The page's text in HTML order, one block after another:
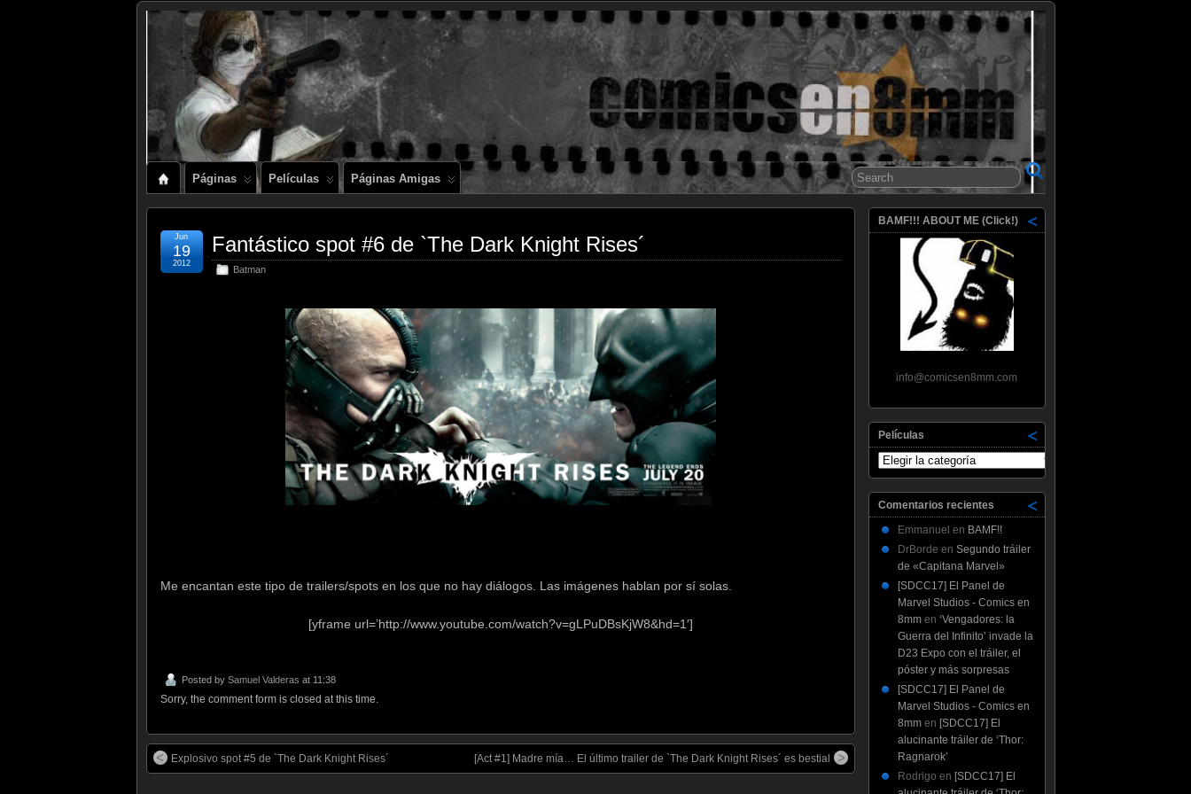
Comics en 8mm
Páginas Películas Páginas Amigas
Fantástico spot #6 de `The Dark Knight Rises´
Batman
Jun
19
2012
Me encantan este tipo de trailers/spots en los que no hay diálogos. Las imágenes hablan por sí solas.
[yframe url=’http://www.youtube.com/watch?v=gLPuDBsKjW8&hd=1′]
Posted by Samuel Valderas at 11:38
Sorry, the comment form is closed at this time.
Explosivo spot #5 de `The Dark Knight Rises´ [Act #1] Madre mía… El último trailer de `The Dark Knight Rises´ es bestial
BAMF!!! ABOUT ME (Click!)
info@comicsen8mm.com
Películas
Películas
Comentarios recientes
Emmanuel en BAMF!!
DrBorde en Segundo tráiler
de «Capitana Marvel»
[SDCC17] El Panel de
Marvel Studios - Comics en
8mmen ‘Vengadores: la
Guerra del Infinito’ invade la
D23 Expo con el tráiler, el
póster y más sorpresas
[SDCC17] El Panel de
Marvel Studios - Comics en
8mmen [SDCC17] El
alucinante tráiler de ‘Thor:
Ragnarok’
Rodrigo en [SDCC17] El